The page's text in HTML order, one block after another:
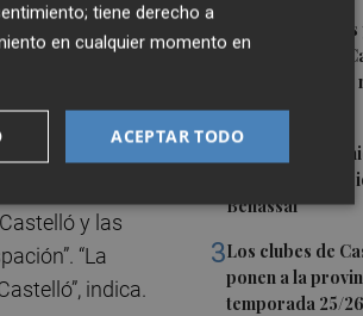
1 Las nuevas
aeropuerto de
mejor resultado
historia
2 La Diputación
para la
Benassal
3Los clubes de
ponen a la
temporada 25/26
de trabajar por
personal y
como todas y
de decidir
y las
“La
indica.
tiene derecho a
en cualquier momento en
ACEPTAR TODO